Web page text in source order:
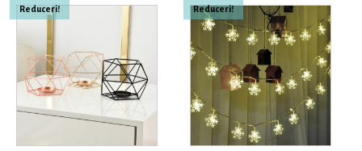
Reduceri! Reduceri!